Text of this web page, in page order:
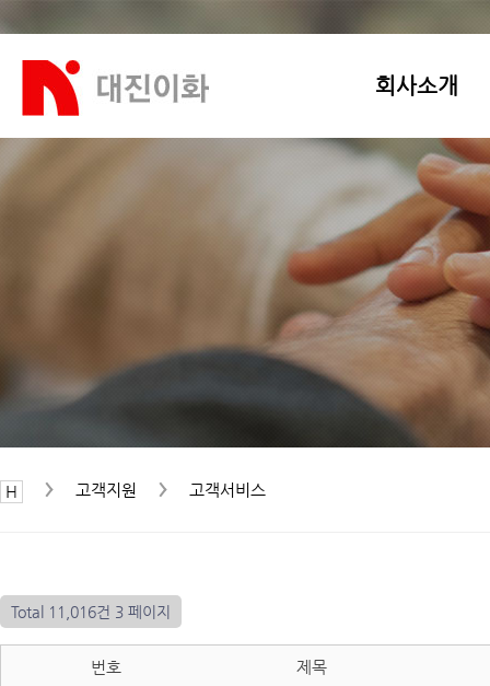
회사소개
고객지원 고객서비스
Total 11,016건 3 페이지
번호 제목